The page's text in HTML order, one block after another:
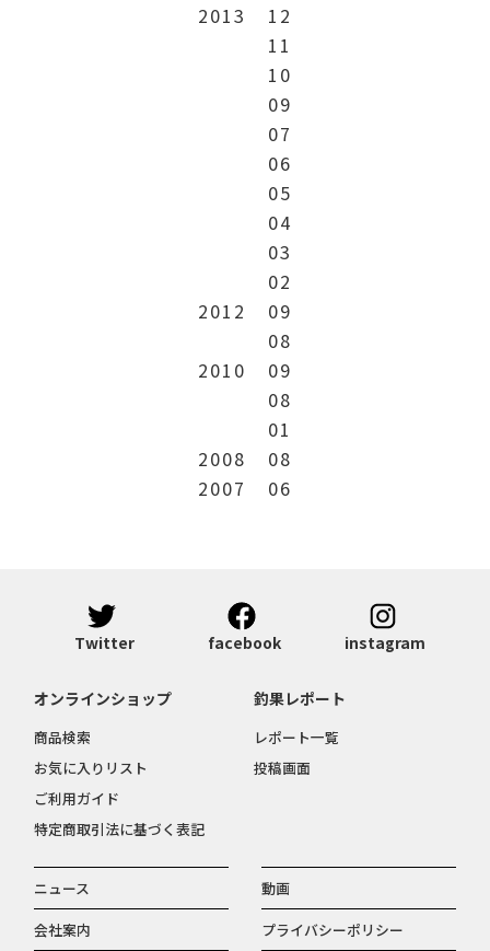
2013
12
11
10
09
07
06
05
04
03
02
2012
09
08
2010
09
08
01
2008
08
2007
06
Twitter facebook instagram
ニュース
動画
会社案内
プライバシーポリシー
オンラインショップ
商品検索
お気に入りリスト
ご利用ガイド
特定商取引法に基づく表記
釣果レポート
レポート一覧
投稿画面